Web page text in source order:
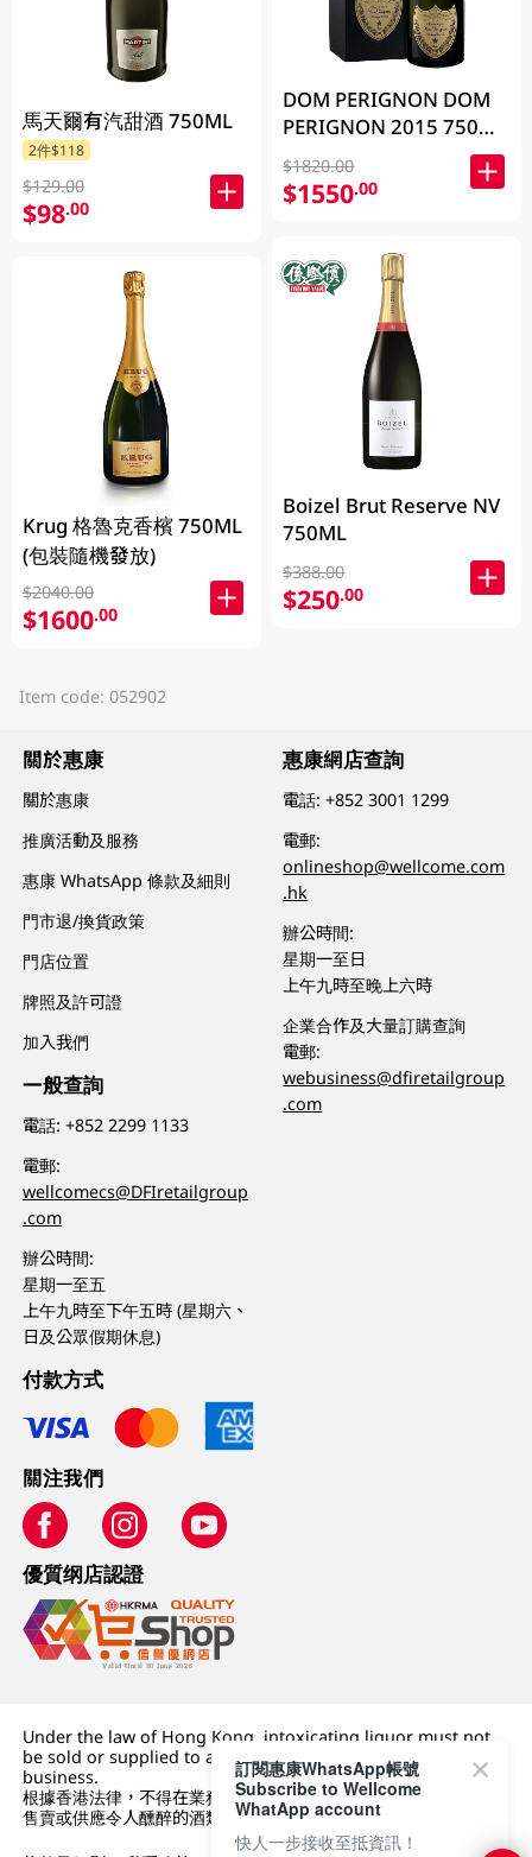
馬天爾有汽甜酒 750ML
2件$118
$129.00
$98.00
Krug 格魯克香檳 750ML
(包裝隨機發放)
$2040.00
$1600.00
DOM PERIGNON DOM
PERIGNON 2015 750毫
升 (包裝隨機發放)
$1820.00
$1550.00
Boizel Brut Reserve NV
750ML
$388.00
$250.00
Item code: 052902
關於惠康
關於惠康
推廣活動及服務
惠康 WhatsApp 條款及細則
門市退/換貨政策
門店位置
牌照及許可證
加入我們
一般查詢
電話:+852 2299 1133
電郵:
wellcomecs@DFIretailgroup
.com
辦公時間:
星期一至五
上午九時至下午五時 (星期六、
日及公眾假期休息)
惠康網店查詢
電話:+852 3001 1299
電郵:
onlineshop@wellcome.com
.hk
辦公時間:
星期一至日
上午九時至晚上六時
企業合作及大量訂購查詢
電郵:
webusiness@dfiretailgroup
.com
付款方式
關注我們
優質纲店認證
Under the law of Hong Kong, intoxicating liquor must not
be sold or supplied to a minor (under 18) in the course of
business.
根據香港法律，不得在業務過程中，向未成年人 (18 歲以下人士)
售賣或供應令人醺醉的酒類。
訂閱惠康WhatsApp帳號
Subscribe to Wellcome
WhatApp account
快人一步接收至抵資訊！